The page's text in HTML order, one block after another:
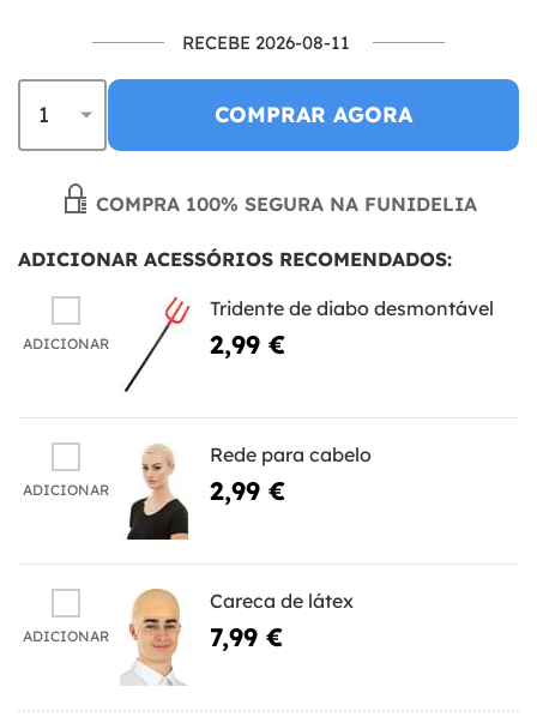
RECEBE 2026-08-11
COMPRAR AGORA
COMPRA 100% SEGURA NA FUNIDELIA
ADICIONAR ACESSÓRIOS RECOMENDADOS:
ADICIONAR
Tridente de diabo desmontável
2,99 €
ADICIONAR
Rede para cabelo
2,99 €
ADICIONAR
Careca de látex
7,99 €